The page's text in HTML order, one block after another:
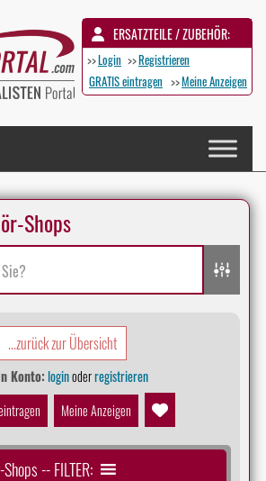
ERSATZTEILE / ZUBEHÖR:
>>Login >>Registrieren
GRATIS eintragen >>Meine Anzeigen
Shops
...zurück zur Übersicht
Konto:loginoderregistrieren
Meine Anzeigen
-- FILTER: